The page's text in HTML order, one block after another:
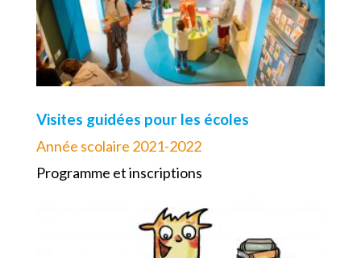
Visites guidées pour les écoles
Année scolaire 2021-2022
Programme et inscriptions